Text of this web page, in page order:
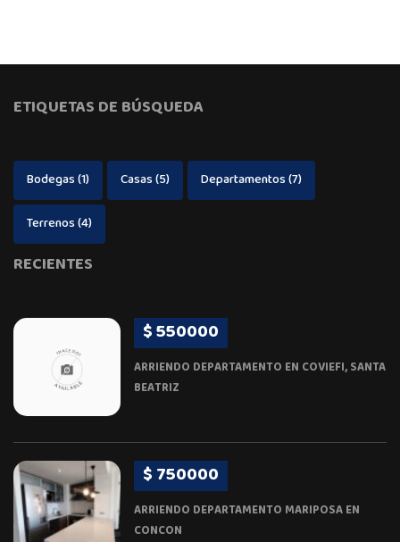
ETIQUETAS DE BÚSQUEDA
Bodegas(1) Casas(5) Departamentos(7)
Terrenos(4)
RECIENTES
$ 550000
ARRIENDO DEPARTAMENTO EN COVIEFI, SANTA
BEATRIZ
$ 750000
ARRIENDO DEPARTAMENTO MARIPOSA EN
CONCON